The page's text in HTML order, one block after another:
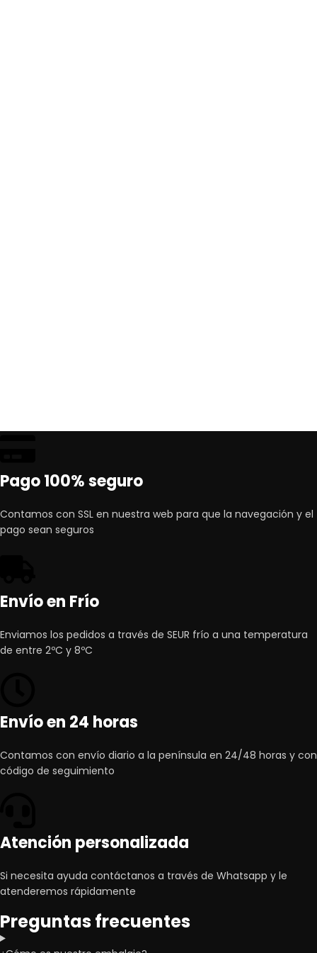
Pago 100% seguro
Contamos con SSL en nuestra web para que la navegación y el
pago sean seguros
Envío en Frío
Enviamos los pedidos a través de SEUR frío a una temperatura
de entre 2ºC y 8ºC
Envío en 24 horas
Contamos con envío diario a la península en 24/48 horas y con
código de seguimiento
Atención personalizada
Si necesita ayuda contáctanos a través de Whatsapp y le
atenderemos rápidamente
Preguntas frecuentes